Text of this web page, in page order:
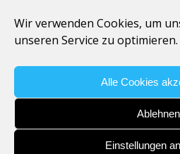
Wir verwenden Cookies, um
unseren Service zu optimieren.
Alle Cookies
Ablehnen
Einstellungen